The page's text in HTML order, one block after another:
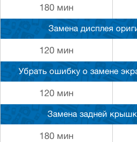
180 мин
Замена дисплея
120 мин
Убрать ошибку о замене
120 мин
Замена задней
180 мин